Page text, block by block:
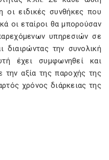
οι ειδικές συνθήκες που
οι εταίροι θα μπορούσαν
υπηρεσιών σε
την συνολική
έχει συμφωνηθεί και
την αξία της παροχής της
χρόνος διάρκειας της